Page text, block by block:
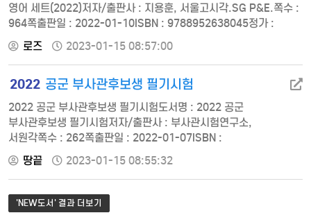
영어 세트(2022)저자/출판사 : 지용훈, 서울고시각.SG P&E.쪽수 :
964쪽출판일 : 2022-01-10ISBN : 9788952638045정가 :
43000문법편 TYPE 01 품사의 이해 TYPE 02 형식의 이해 TYPE
03 시제의 이해 TYPE 04 수동태의 이해 TYPE 05 대명사의 이해
TYPE 06 조동사의 이해 TYPE 07 비교의 이해 TYPE 08 전치사의
이해 TYPE 09 접속사의…
로즈 2023-01-15 08:57:00
2022 공군 부사관후보생 필기시험
2022 공군 부사관후보생 필기시험도서명 : 2022 공군
부사관후보생 필기시험저자/출판사 : 부사관시험연구소,
서원각쪽수 : 262쪽출판일 : 2022-01-07ISBN :
9791125738138정가 : 15000부사관후보생 시험안내 KIDA
간부선발도구 예시문 01. 언어논리 02. 자료해석 03. 공간능력 04.
지각속도 05. 상황판단평가 06. 직무성격평가 Part Ⅰ.
인지능력평가 01. 언어논리 02. 자료해석 03. 공간능력 04.
지각속도 Part Ⅱ. 상황판단평가 및 직무성격평가 01. …
땅끝 2023-01-15 08:55:32
'NEW도서' 결과 더보기